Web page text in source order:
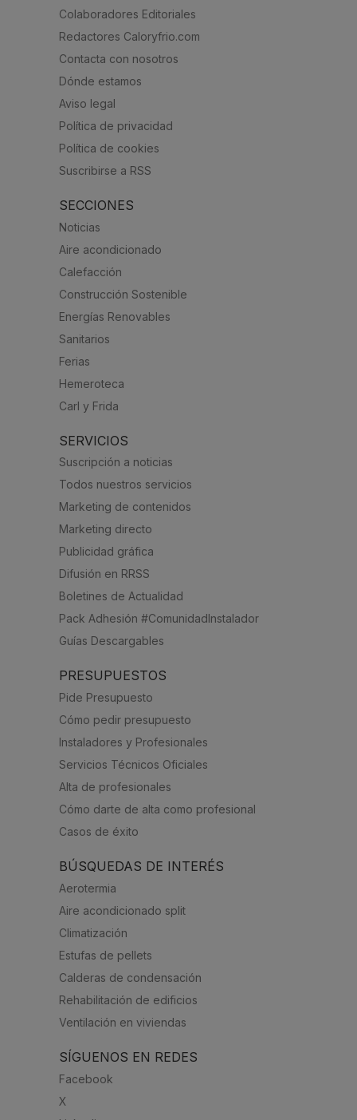
Colaboradores Editoriales
Redactores Caloryfrio.com
Contacta con nosotros
Dónde estamos
Aviso legal
Política de privacidad
Política de cookies
Suscribirse a RSS
SECCIONES
Noticias
Aire acondicionado
Calefacción
Construcción Sostenible
Energías Renovables
Sanitarios
Ferias
Hemeroteca
Carl y Frida
SERVICIOS
Suscripción a noticias
Todos nuestros servicios
Marketing de contenidos
Marketing directo
Publicidad gráfica
Difusión en RRSS
Boletines de Actualidad
Pack Adhesión #ComunidadInstalador
Guías Descargables
PRESUPUESTOS
Pide Presupuesto
Cómo pedir presupuesto
Instaladores y Profesionales
Servicios Técnicos Oficiales
Alta de profesionales
Cómo darte de alta como profesional
Casos de éxito
BÚSQUEDAS DE INTERÉS
Aerotermia
Aire acondicionado split
Climatización
Estufas de pellets
Calderas de condensación
Rehabilitación de edificios
Ventilación en viviendas
SÍGUENOS EN REDES
Facebook
X